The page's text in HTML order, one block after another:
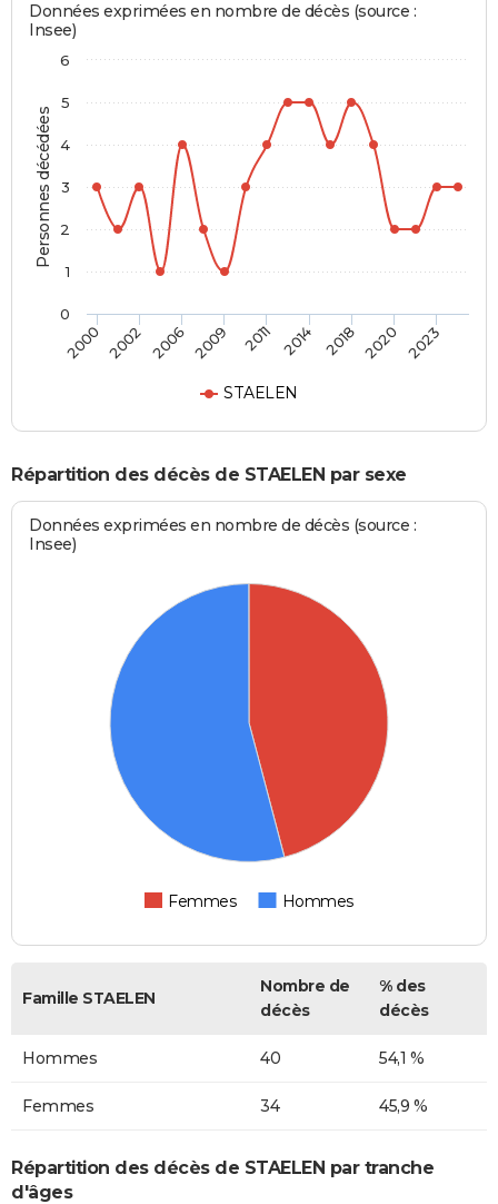
Personnes décédées
Données exprimées en nombre de décès (source :
Insee)
STAELEN
2000 2002 2006 2009 2011 2014 2018 2020 2023
0
1
2
3
4
5
6
Répartition des décès de STAELEN par sexe
Données exprimées en nombre de décès (source :
Insee)
Femmes Hommes
Famille STAELEN
Nombre de
décès
% des
décès
Hommes 40 54,1 %
Femmes 34 45,9 %
Répartition des décès de STAELEN par tranche
d'âges